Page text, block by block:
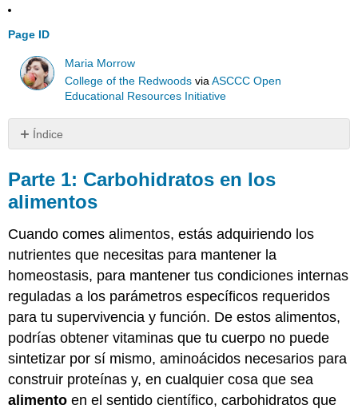
Page ID
Maria Morrow
College of the Redwoods viaASCCC Open
Educational Resources Initiative
Índice
1:
Carbohidratos
en
alimentos
Parte
2:
carbohidratos
en
energía
utilizable
Colaboradores
y
Atribuciones
Parte 1: Carbohidratos en los
alimentos
Cuando comes alimentos, estás adquiriendo los
nutrientes que necesitas para mantener la
homeostasis, para mantener tus condiciones internas
reguladas a los parámetros específicos requeridos
para tu supervivencia y función. De estos alimentos,
podrías obtener vitaminas que tu cuerpo no puede
sintetizar por sí mismo, aminoácidos necesarios para
construir proteínas y, en cualquier cosa que sea
alimento en el sentido científico, carbohidratos que